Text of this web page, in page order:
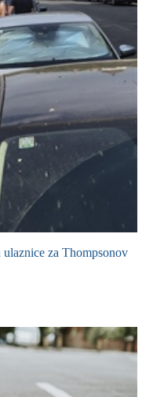
ulaznice za Thompsonov